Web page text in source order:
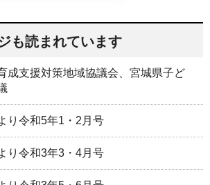
も読まれています
成支援対策地域協議会、宮城県子ど
り令和5年1・2月号
り令和3年3・4月号